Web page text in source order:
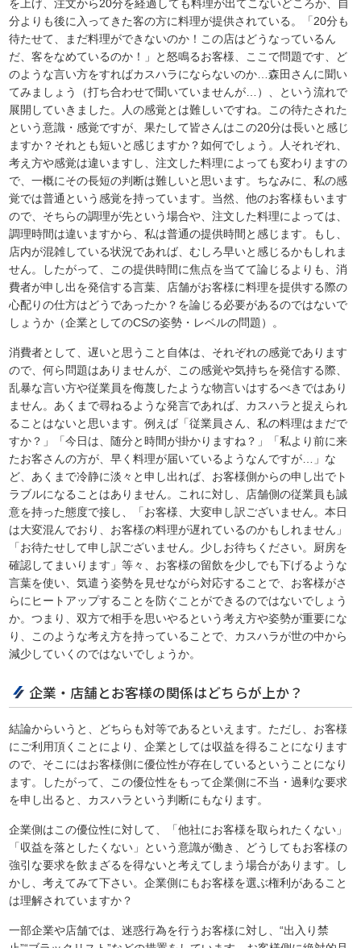
を上げ、注文から20分を経過しても料理が出てこないどころか、自
分よりも後に入ってきた客の方に料理が提供されている。「20分も
待たせて、まだ料理ができないのか！この店はどうなっているん
だ、客をなめているのか！」と怒鳴るお客様、ここで問題です、ど
のような言い方をすればカスハラにならないのか…森田さんに聞い
てみましょう（打ち合わせで聞いていませんが…）、という流れで
展開していきました。人の感覚とは難しいですね。この待たされた
という意識・感覚ですが、果たして皆さんはこの20分は長いと感じ
ますか？それとも短いと感じますか？如何でしょう。人それぞれ、
考え方や感覚は違いますし、注文した料理によっても変わりますの
で、一概にその長短の判断は難しいと思います。ちなみに、私の感
覚では普通という感覚を持っています。当然、他のお客様もいます
ので、そちらの調理が先という場合や、注文した料理によっては、
調理時間は違いますから、私は普通の提供時間と感じます。もし、
店内が混雑している状況であれば、むしろ早いと感じるかもしれま
せん。したがって、この提供時間に焦点を当てて論じるよりも、消
費者が申し出を発信する言葉、店舗がお客様に料理を提供する際の
心配りの仕方はどうであったか？を論じる必要があるのではないで
しょうか（企業としてのCSの姿勢・レベルの問題）。
消費者として、遅いと思うこと自体は、それぞれの感覚であります
ので、何ら問題はありませんが、この感覚や気持ちを発信する際、
乱暴な言い方や従業員を侮蔑したような物言いはするべきではあり
ません。あくまで尋ねるような発言であれば、カスハラと捉えられ
ることはないと思います。例えば「従業員さん、私の料理はまだで
すか？」「今日は、随分と時間が掛かりますね？」「私より前に来
たお客さんの方が、早く料理が届いているようなんですが…」な
ど、あくまで冷静に淡々と申し出れば、お客様側からの申し出でト
ラブルになることはありません。これに対し、店舗側の従業員も誠
意を持った態度で接し、「お客様、大変申し訳ございません。本日
は大変混んでおり、お客様の料理が遅れているのかもしれません」
「お待たせして申し訳ございません。少しお待ちください。厨房を
確認してまいります」等々、お客様の留飲を少しでも下げるような
言葉を使い、気遣う姿勢を見せながら対応することで、お客様がさ
らにヒートアップすることを防ぐことができるのではないでしょう
か。つまり、双方で相手を思いやるという考え方や姿勢が重要にな
り、このような考え方を持っていることで、カスハラが世の中から
減少していくのではないでしょうか。
企業・店舗とお客様の関係はどちらが上か？
結論からいうと、どちらも対等であるといえます。ただし、お客様
にご利用頂くことにより、企業としては収益を得ることになります
ので、そこにはお客様側に優位性が存在しているということになり
ます。したがって、この優位性をもって企業側に不当・過剰な要求
を申し出ると、カスハラという判断にもなります。
企業側はこの優位性に対して、「他社にお客様を取られたくない」
「収益を落としたくない」という意識が働き、どうしてもお客様の
強引な要求を飲まざるを得ないと考えてしまう場合があります。し
かし、考えてみて下さい。企業側にもお客様を選ぶ権利があること
は理解されていますか？
一部企業や店舗では、迷惑行為を行うお客様に対し、“出入り禁